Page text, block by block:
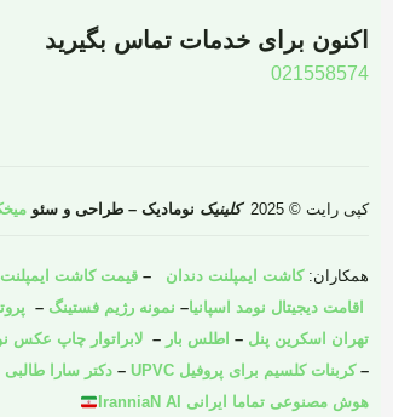
اکنون برای خدمات تماس بگیرید
021558574
کپی رایت © 2025 کلینیک نومادیک – طراحی و سئو
همکاران: کاشت ایمپلنت دندان – قیمت کاشت ایمپلنت
اقامت دیجیتال نومد اسپانیا– نمونه رژیم فستینگ –
تهران اسکرین پنل – اطلس بار – لابراتوار چاپ عکس
–کربنات کلسیم برای پروفیل UPVC – دکتر سارا
هوش مصنوعی تماما ایرانی IranniaN AI